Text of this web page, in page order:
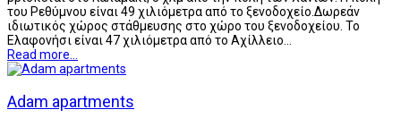
του Ρεθύμνου είναι 49 χιλιόμετρα από το ξενοδοχείο.Δωρεάν
ιδιωτικός χώρος στάθμευσης στο χώρο του ξενοδοχείου. Το
Ελαφονήσι είναι 47 χιλιόμετρα από το Αχίλλειο…
Read more...
Adam apartments